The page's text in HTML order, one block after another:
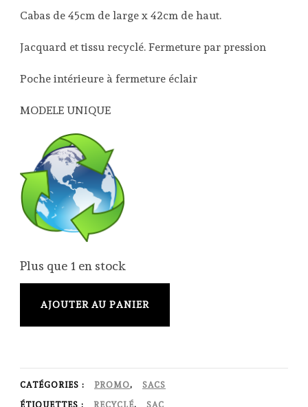
initial
22,00 €.
actuel
15,00 €.
Cabas de 45cm de large x 42cm de haut.
Jacquard et tissu recyclé. Fermeture par pression
Poche intérieure à fermeture éclair
MODELE UNIQUE
Plus que 1 en stock
-
AJOUTER AU PANIER
CATÉGORIES : PROMO, SACS